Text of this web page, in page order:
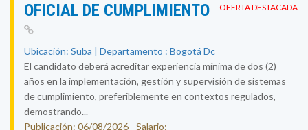
OFERTA DESTACADA
OFICIAL DE CUMPLIMIENTO
Ubicación: Suba | Departamento : Bogotá Dc
El candidato deberá acreditar experiencia mínima de dos (2)
años en la implementación, gestión y supervisión de sistemas
de cumplimiento, preferiblemente en contextos regulados,
demostrando...
Publicación: 06/08/2026 - Salario: ----------